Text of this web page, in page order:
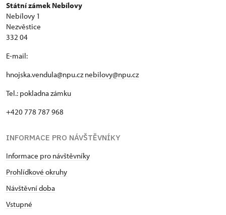
Státní zámek Nebílovy
Nebílovy 1
Nezvěstice
332 04
E-mail:
hnojska.vendula@npu.cznebilovy@npu.cz
Tel.: pokladna zámku
+420 778 787 968
INFORMACE PRO NÁVŠTĚVNÍKY
Informace pro návštěvníky
Prohlídkové okruhy
Návštěvní doba
Vstupné